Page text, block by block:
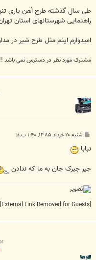
راهنمایی شهرستانهای استان
اميدوارم اينم مثل طرح شير در
مشترک مورد نظر در دسترس نمي باشد !!
ت
شنبه ۲۰ خرداد ۱۳۸۵, ۱:۴۰ ب.ظ
نبابا
جير جيرک جان به ما که ندادن
[External Link Removed for Guests]